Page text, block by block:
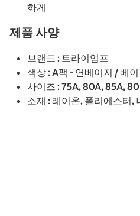
하게
제품 사양
브랜드 : 트라이엄프
색상 : A팩 - 연베이지 / 베
사이즈 : 75A, 80A, 85A,
소재 : 레이온, 폴리에스터,